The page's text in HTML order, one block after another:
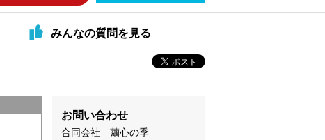
みんなの質問を見る
お問い合わせ
合同会社 繭心の季